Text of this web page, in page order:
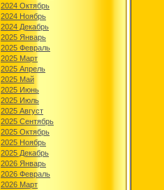
2024 Октябрь
2024 Ноябрь
2024 Декабрь
2025 Январь
2025 Февраль
2025 Март
2025 Апрель
2025 Май
2025 Июнь
2025 Июль
2025 Август
2025 Сентябрь
2025 Октябрь
2025 Ноябрь
2025 Декабрь
2026 Январь
2026 Февраль
2026 Март